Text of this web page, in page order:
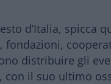
d’Italia, spicca
distribuire gli
con il suo ultimo